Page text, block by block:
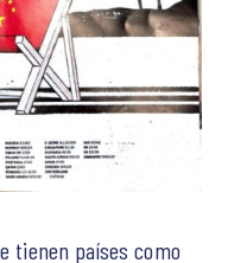
tienen países como